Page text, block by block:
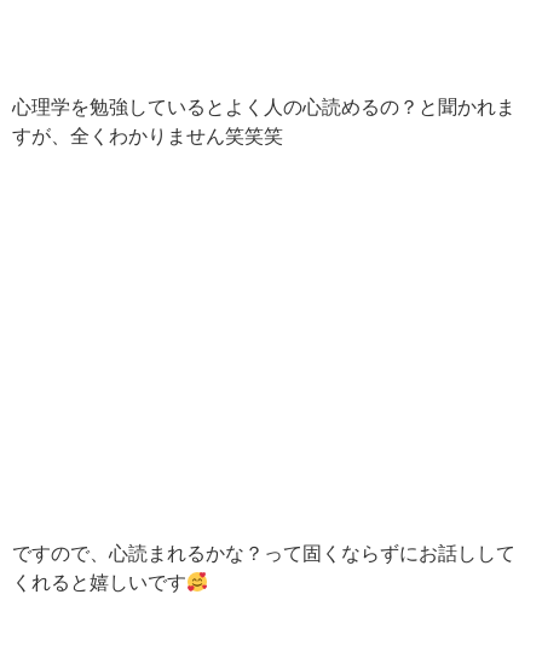
心理学を勉強しているとよく人の心読めるの？と聞かれま
すが、全くわかりません笑笑笑
ですので、心読まれるかな？って固くならずにお話しして
くれると嬉しいです